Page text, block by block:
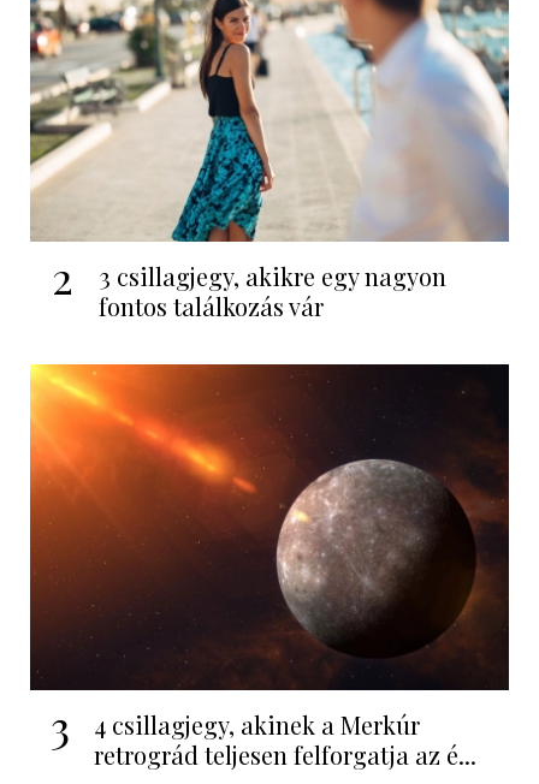
2
3 csillagjegy, akikre egy nagyon
fontos találkozás vár
3
4 csillagjegy, akinek a Merkúr
retrográd teljesen felforgatja az é...